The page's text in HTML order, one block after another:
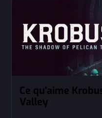
Ce qu'aime
Valley